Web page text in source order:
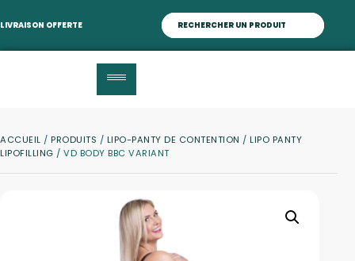
LIVRAISON OFFERTE
ACCUEIL / PRODUITS / LIPO-PANTY DE CONTENTION / LIPO PANTY
LIPOFILLING / VD BODY BBC VARIANT